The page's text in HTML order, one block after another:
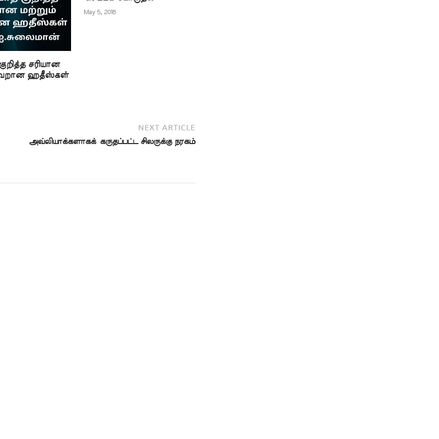
யாரும் முடிவு
சரியான
ஹதீஸ்கள்
May 5, 2018
NEXT ARTICLE
அவ்லியாக்களாகக் கருதப்பட்ட சிலருக்கு நரகம்